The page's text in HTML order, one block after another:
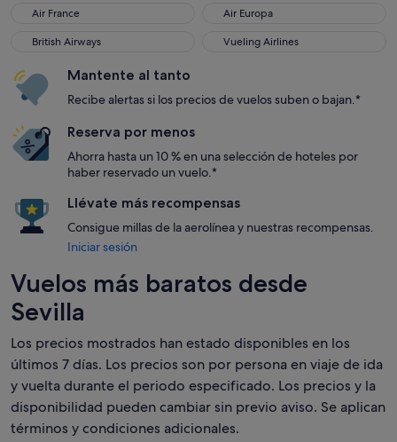
Air France
Air Europa
British Airways
Vueling Airlines
Mantente al tanto
Recibe alertas si los precios de vuelos suben o bajan.*
Reserva por menos
Ahorra hasta un 10 % en una selección de hoteles por
haber reservado un vuelo.*
Llévate más recompensas
Consigue millas de la aerolínea y nuestras recompensas.
Iniciar sesión
Vuelos más baratos desde
Sevilla
Los precios mostrados han estado disponibles en los
últimos 7 días. Los precios son por persona en viaje de ida
y vuelta durante el periodo especificado. Los precios y la
disponibilidad pueden cambiar sin previo aviso. Se aplican
términos y condiciones adicionales.